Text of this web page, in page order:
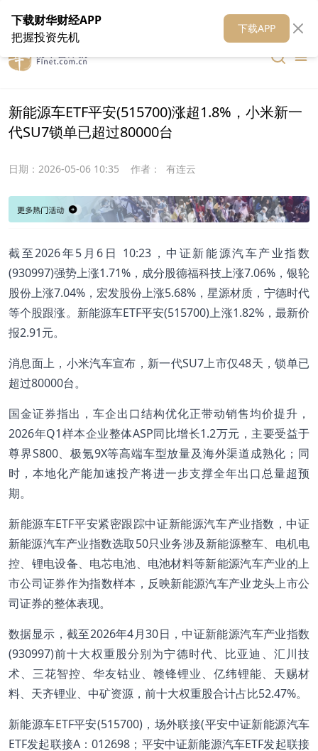
在线客服 关于我们 财华媒体矩阵 财华智库
新能源车ETF平安(515700)涨超1.8%，小米新一
代SU7锁单已超过80000台
日期： 2026-05-06 10:35 作者： 有连云
截至2026年5月6日 10:23，中证新能源汽车产业指数
(930997)强势上涨1.71%，成分股德福科技上涨7.06%，银轮
股份上涨7.04%，宏发股份上涨5.68%，星源材质，宁德时代
等个股跟涨。新能源车ETF平安(515700)上涨1.82%，最新价
报2.91元。
消息面上，小米汽车宣布，新一代SU7上市仅48天，锁单已
超过80000台。
国金证券指出，车企出口结构优化正带动销售均价提升，
2026年Q1样本企业整体ASP同比增长1.2万元，主要受益于
尊界S800、极氪9X等高端车型放量及海外渠道成熟化；同
时，本地化产能加速投产将进一步支撑全年出口总量超预
期。
新能源车ETF平安紧密跟踪中证新能源汽车产业指数，中证
新能源汽车产业指数选取50只业务涉及新能源整车、电机电
控、锂电设备、电芯电池、电池材料等新能源汽车产业的上
市公司证券作为指数样本，反映新能源汽车产业龙头上市公
司证券的整体表现。
数据显示，截至2026年4月30日，中证新能源汽车产业指数
(930997)前十大权重股分别为宁德时代、比亚迪、汇川技
术、三花智控、华友钴业、赣锋锂业、亿纬锂能、天赐材
料、天齐锂业、中矿资源，前十大权重股合计占比52.47%。
新能源车ETF平安(515700)，场外联接(平安中证新能源汽车
ETF发起联接A：012698；平安中证新能源汽车ETF发起联接
下载财华财经APP
把握投资先机
下载APP